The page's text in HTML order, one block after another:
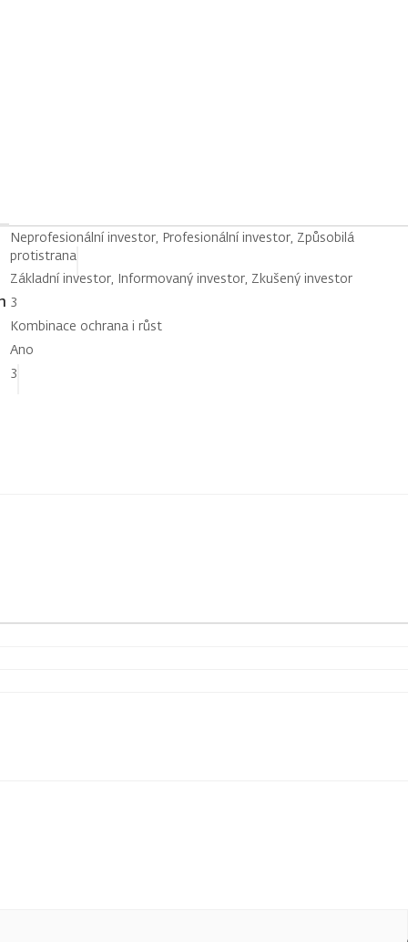
Neprofesionální investor, Profesionální investor, Způsobilá
protistrana
Základní investor, Informovaný investor, Zkušený investor
3
Kombinace ochrana i růst
Ano
3